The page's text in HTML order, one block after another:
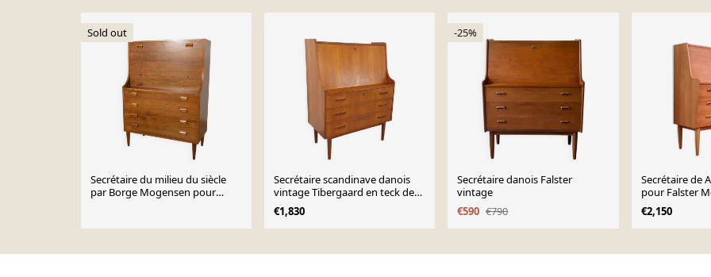
Sold out
Secrétaire du milieu du siècle
par Borge Mogensen pour
Secrétaire scandinave danois
vintage Tibergaard en teck des
années 50 60
€1,830
-25%
Secrétaire danois Falster
vintage
€590 €790
Secrétaire de
pour Falster
€2,150